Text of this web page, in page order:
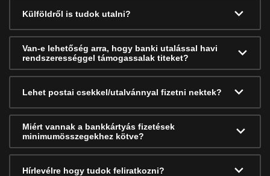
Külföldről is tudok utalni?
Van-e lehetőség arra, hogy banki utalással havi
rendszerességgel támogassalak titeket?
Lehet postai csekkel/utalvánnyal fizetni nektek?
Miért vannak a bankkártyás fizetések
minimumösszegekhez kötve?
Hírlevélre hogy tudok feliratkozni?